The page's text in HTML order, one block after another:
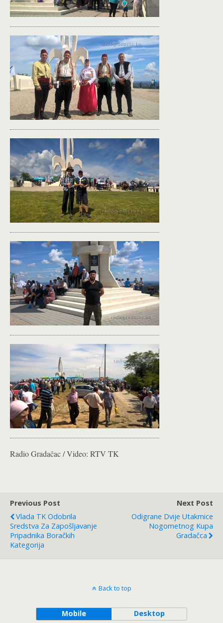
Radio Gradačac / Video: RTV TK
Previous Post
Vlada TK Odobrila
Sredstva Za Zapošljavanje
Pripadnika Boračkih
Kategorija
Next Post
Odigrane Dvije Utakmice
Nogometnog Kupa
Gradačca
Back to top
Mobile Desktop